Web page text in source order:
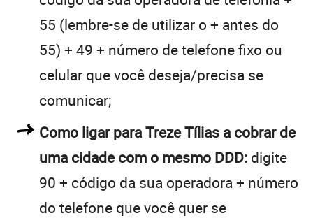
55 (lembre-se de utilizar o + antes do
55) + 49 + número de telefone fixo ou
celular que você deseja/precisa se
comunicar;
Como ligar para Treze Tílias a cobrar de
uma cidade com o mesmo DDD: digite
90 + código da sua operadora + número
do telefone que você quer se